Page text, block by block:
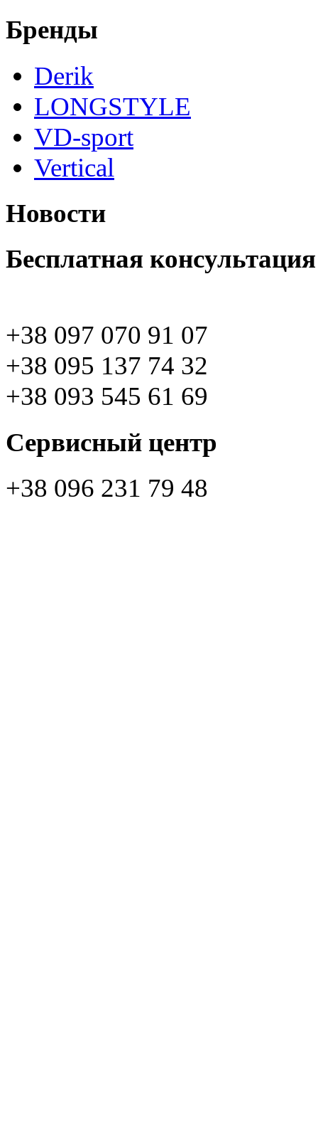
Бренды
Derik
LONGSTYLE
VD-sport
Vertical
Новости
Бесплатная консультация
+38 097 070 91 07
+38 095 137 74 32
+38 093 545 61 69
Сервисный центр
+38 096 231 79 48